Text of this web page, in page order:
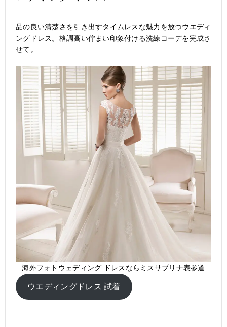
品の良い清楚さを引き出すタイムレスな魅力を放つウエディ
ングドレス。格調高い佇まい印象付ける洗練コーデを完成さ
せて。
海外フォトウェディング ドレスならミスサブリナ表参道
ウエディングドレス 試着